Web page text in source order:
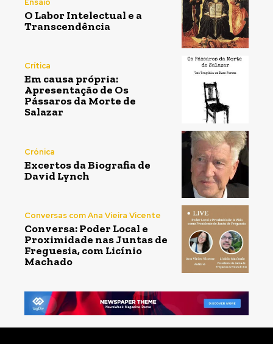
O Labor Intelectual e a
Transcendência
Crítica
Em causa própria:
Apresentação de Os
Pássaros da Morte de
Salazar
Crónica
Excertos da Biografia de
David Lynch
Conversas com Ana Vieira Vicente
Conversa: Poder Local e
Proximidade nas Juntas de
Freguesia, com Licínio
Machado